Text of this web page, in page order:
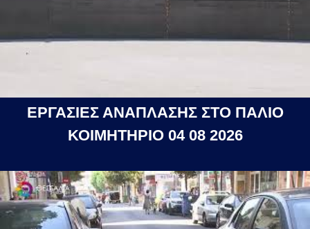
ΕΡΓΑΣΙΕΣ ΑΝΑΠΛΑΣΗΣ ΣΤΟ ΠΑΛΙΟ
ΚΟΙΜΗΤΗΡΙΟ 04 08 2026